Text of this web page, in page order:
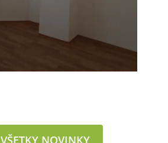
VŠETKY NOVINKY